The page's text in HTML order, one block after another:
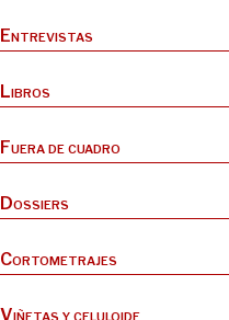
Entrevistas
Libros
Fuera de cuadro
Dossiers
Cortometrajes
Viñetas y celuloide